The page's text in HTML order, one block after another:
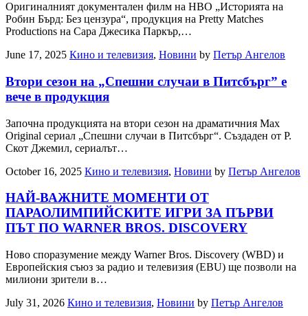
Оригиналният документален филм на HBO „Историята на
Робин Бърд: Без цензура“, продукция на Pretty Matches
Productions на Сара Джесика Паркър,…
June 17, 2025 Кино и телевизия, Новини by Петър Ангелов
Втори сезон на „Спешни случаи в Питсбърг” е
вече в продукция
Започна продукцията на втори сезон на драматичния Max
Original сериал „Спешни случаи в Питсбърг“. Създаден от Р.
Скот Джемил, сериалът…
October 16, 2025 Кино и телевизия, Новини by Петър Ангелов
НАЙ-ВАЖНИТЕ МОМЕНТИ ОТ
ПАРАОЛИМПИЙСКИТЕ ИГРИ ЗА ПЪРВИ
ПЪТ ПО WARNER BROS. DISCOVERY
Ново споразумение между Warner Bros. Discovery (WBD) и
Европейския съюз за радио и телевизия (EBU) ще позволи на
милиони зрители в…
July 31, 2026 Кино и телевизия, Новини by Петър Ангелов